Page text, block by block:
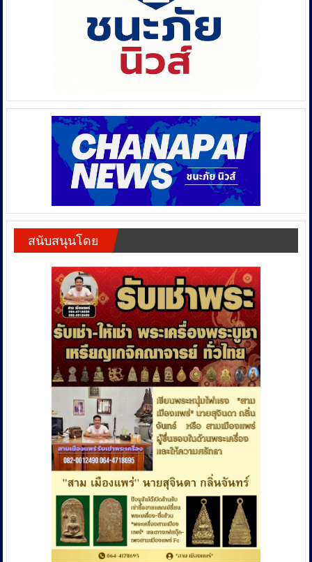
สนับสนุนโดย